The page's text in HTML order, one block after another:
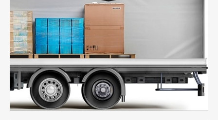
Транспорт:
Газель (1,5 и 3 тонны), Бычок, Еврофура от 5 до
10 тонн
от 5000 руб. Возможен догруз
- Экономный способ доставить вещи от 200 кг в
другой город - догрузом или попутно. Попутные
грузоперевозки для физлиц, ИП и юрлиц обходятся
дешевле.
- Тайгер Логистик организует доставку
крупногабаритных и личных вещей по нужному